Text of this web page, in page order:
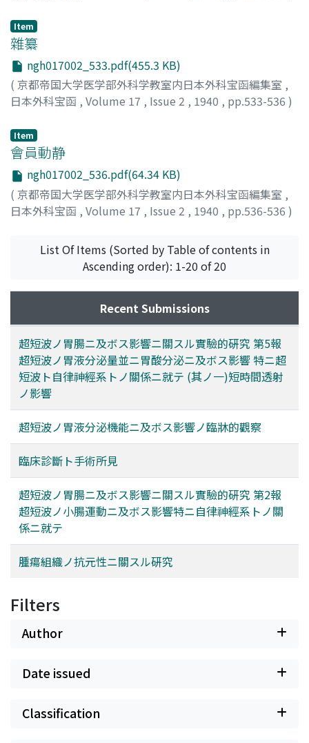
Item
雜纂
ngh017002_533.pdf(455.3 KB)
( 京都帝国大学医学部外科学教室内日本外科宝函編集室 ,
日本外科宝函 , Volume 17 , Issue 2 , 1940 , pp.533-536 )
Item
會員動静
ngh017002_536.pdf(64.34 KB)
( 京都帝国大学医学部外科学教室内日本外科宝函編集室 ,
日本外科宝函 , Volume 17 , Issue 2 , 1940 , pp.536-536 )
List Of Items (Sorted by Table of contents in
Ascending order): 1-20 of 20
Recent Submissions
超短波ノ胃腸ニ及ボス影響ニ關スル實驗的硏究 第5報
超短波ノ胃液分泌量並ニ胃酸分泌ニ及ボス影響 特ニ超
短波ト自律神經系トノ關係ニ就テ (其ノ一)短時間透射
ノ影響
超短波ノ胃液分泌機能ニ及ボス影響ノ臨牀的觀察
臨床診斷ト手術所見
超短波ノ胃腸ニ及ボス影響ニ關スル實驗的硏究 第2報
超短波ノ小腸運動ニ及ボス影響特ニ自律神經系トノ關
係ニ就テ
腫瘍組織ノ抗元性ニ關スル硏究
Filters
Author
Date issued
Classification